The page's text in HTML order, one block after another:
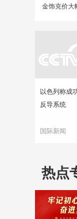
金饰克价大
以色列称成
反导系统
国际新闻
热点